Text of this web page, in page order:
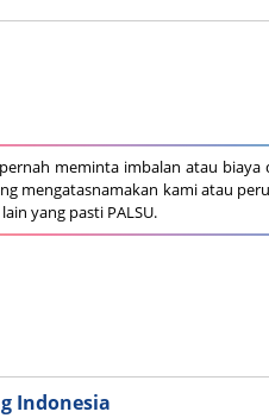
meminta imbalan atau
mengatasnamakan kami atau
yang pasti PALSU.
Indonesia